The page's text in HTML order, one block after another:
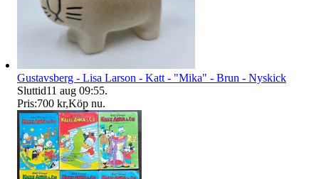
Gustavsberg - Lisa Larson - Katt - "Mika" - Brun - Nyskick
Sluttid11 aug 09:55.
Pris:700 kr,Köp nu.